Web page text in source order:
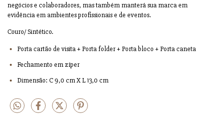
negócios e colaboradores, mas também manterá sua marca em
evidência em ambientes profissionais e de eventos.
Couro/ Sintético.
Porta cartão de visita + Porta folder + Porta bloco + Porta caneta
Fechamento em zíper
Dimensão: C 9,0 cm X L 13,0 cm